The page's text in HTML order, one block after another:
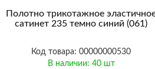
Полотно трикотажное
сатинет 235 темно синий (061)
Код товара: 00000000530
В наличии: 40 шт